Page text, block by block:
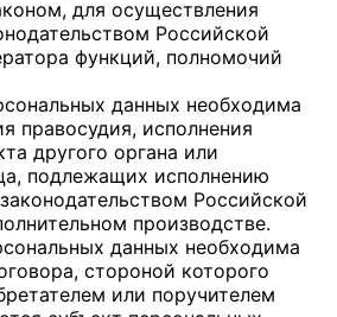
для осуществления
Российской
функций, полномочий
данных необходима
правосудия, исполнения
другого органа или
подлежащих исполнению
Российской
производстве.
данных необходима
стороной которого
или поручителем